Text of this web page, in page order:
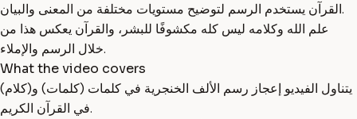
القرآن يستخدم الرسم لتوضيح مستويات مختلفة من المعنى والبيان.
علم الله وكلامه ليس كله مكشوفًا للبشر، والقرآن يعكس هذا من
خلال الرسم والإملاء.
What the video covers
يتناول الفيديو إعجاز رسم الألف الخنجرية في كلمات (كلمات) و(كلام)
في القرآن الكريم.